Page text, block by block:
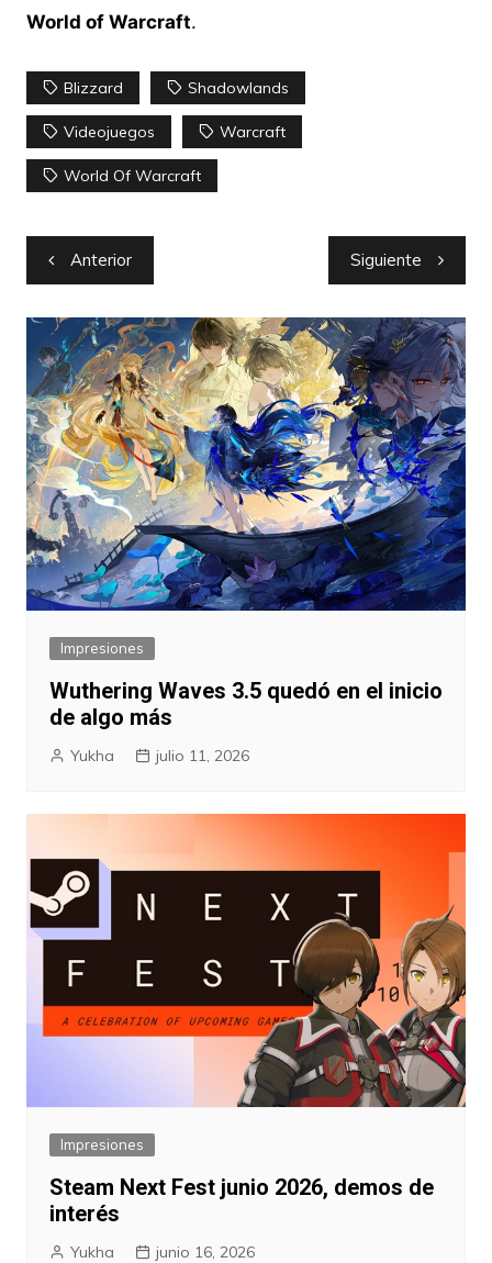
World of Warcraft.
Blizzard Shadowlands
Videojuegos Warcraft
World Of Warcraft
Navegación
de
entradas
Anterior Siguiente
Impresiones
Wuthering Waves 3.5 quedó en el inicio
de algo más
Yukha julio 11, 2026
Impresiones
Steam Next Fest junio 2026, demos de
interés
Yukha junio 16, 2026